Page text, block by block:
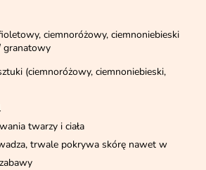
ciemnoróżowy, ciemnoniebieski
granatowy
(ciemnoróżowy, ciemnoniebieski,
twarzy i ciała
trwale pokrywa skórę nawet w